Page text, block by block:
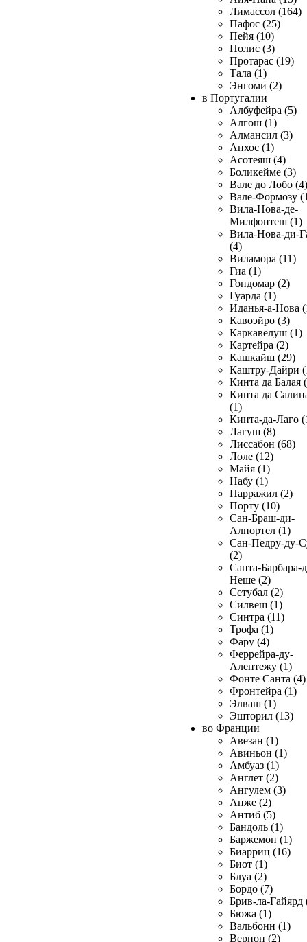
Лимассол (164)
Пафос (25)
Пейя (10)
Полис (3)
Протарас (19)
Тала (1)
Энгоми (2)
в Португалии
Албуфейра (5)
Алгош (1)
Алмансил (3)
Анхос (1)
Асотеяш (4)
Боликейме (3)
Вале до Лобо (4)
Вале-Формозу
Вила-Нова-де-
Милфонтеш (1)
Вила-Нова-ди-
(4)
Виламора (11)
Гиа (1)
Гондомар (2)
Гуарда (1)
Иданья-а-Нова
Кавоэйро (3)
Каркавелуш (1)
Картейра (2)
Кашкайш (29)
Каштру-Дайри
Кинта да Балая
Кинта да
(1)
Кинта-да-Лаго
Лагуш (8)
Лиссабон (68)
Лоле (12)
Майя (1)
Набу (1)
Парражил (2)
Порту (10)
Сан-Браш-ди-
Алпортел (1)
Сан-Педру-ду-
(2)
Санта-Барбара-
Неше (2)
Сетубал (2)
Силвеш (1)
Синтра (11)
Трофа (1)
Фару (4)
Феррейра-ду-
Алентежу (1)
Фонте Санта (4)
Фронтейра (1)
Элваш (1)
Эшторил (13)
во Франции
Авезан (1)
Авиньон (1)
Амбуаз (1)
Англет (2)
Ангулем (3)
Анже (2)
Антиб (5)
Бандоль (1)
Баржемон (1)
Биарриц (16)
Биот (1)
Блуа (2)
Бордо (7)
Брив-ла-Гайярд
Бюжа (1)
Вальбонн (1)
Вернон (2)